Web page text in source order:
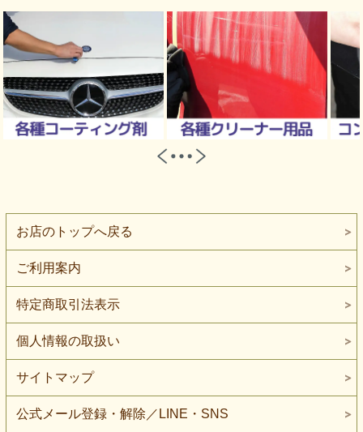
お店のトップへ戻る
ご利用案内
特定商取引法表示
個人情報の取扱い
サイトマップ
公式メール登録・解除／LINE・SNS